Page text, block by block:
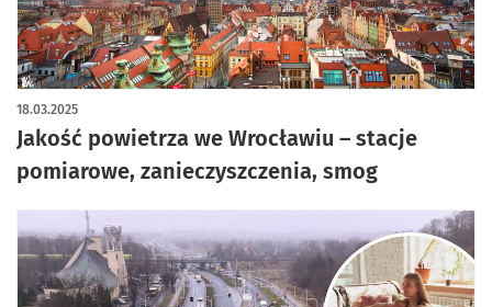
Jakość powietrza we Wrocławiu – stacje
pomiarowe, zanieczyszczenia, smog
18.03.2025